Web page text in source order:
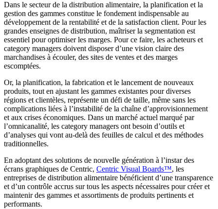
Dans le secteur de la distribution alimentaire, la planification et la
gestion des gammes constitue le fondement indispensable au
développement de la rentabilité et de la satisfaction client. Pour les
grandes enseignes de distribution, maîtriser la segmentation est
essentiel pour optimiser les marges. Pour ce faire, les acheteurs et
category managers doivent disposer d’une vision claire des
marchandises à écouler, des sites de ventes et des marges
escomptées.
Or, la planification, la fabrication et le lancement de nouveaux
produits, tout en ajustant les gammes existantes pour diverses
régions et clientèles, représente un défi de taille, même sans les
complications liées à l’instabilité de la chaîne d’approvisionnement
et aux crises économiques. Dans un marché actuel marqué par
l’omnicanalité, les category managers ont besoin d’outils et
d’analyses qui vont au-delà des feuilles de calcul et des méthodes
traditionnelles.
En adoptant des solutions de nouvelle génération à l’instar des
écrans graphiques de Centric, Centric Visual Boards™, les
entreprises de distribution alimentaire bénéficient d’une transparence
et d’un contrôle accrus sur tous les aspects nécessaires pour créer et
maintenir des gammes et assortiments de produits pertinents et
performants.